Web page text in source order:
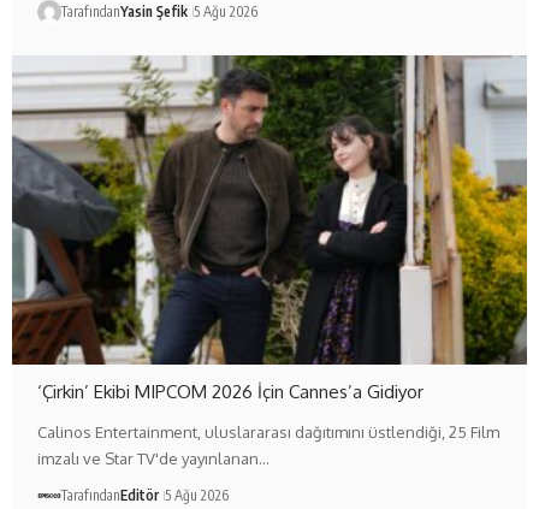
TarafındanYasin Şefik 5 Ağu 2026
‘Çirkin’ Ekibi MIPCOM 2026 İçin Cannes’a Gidiyor
Calinos Entertainment, uluslararası dağıtımını üstlendiği, 25 Film
imzalı ve Star TV'de yayınlanan…
TarafındanEditör 5 Ağu 2026